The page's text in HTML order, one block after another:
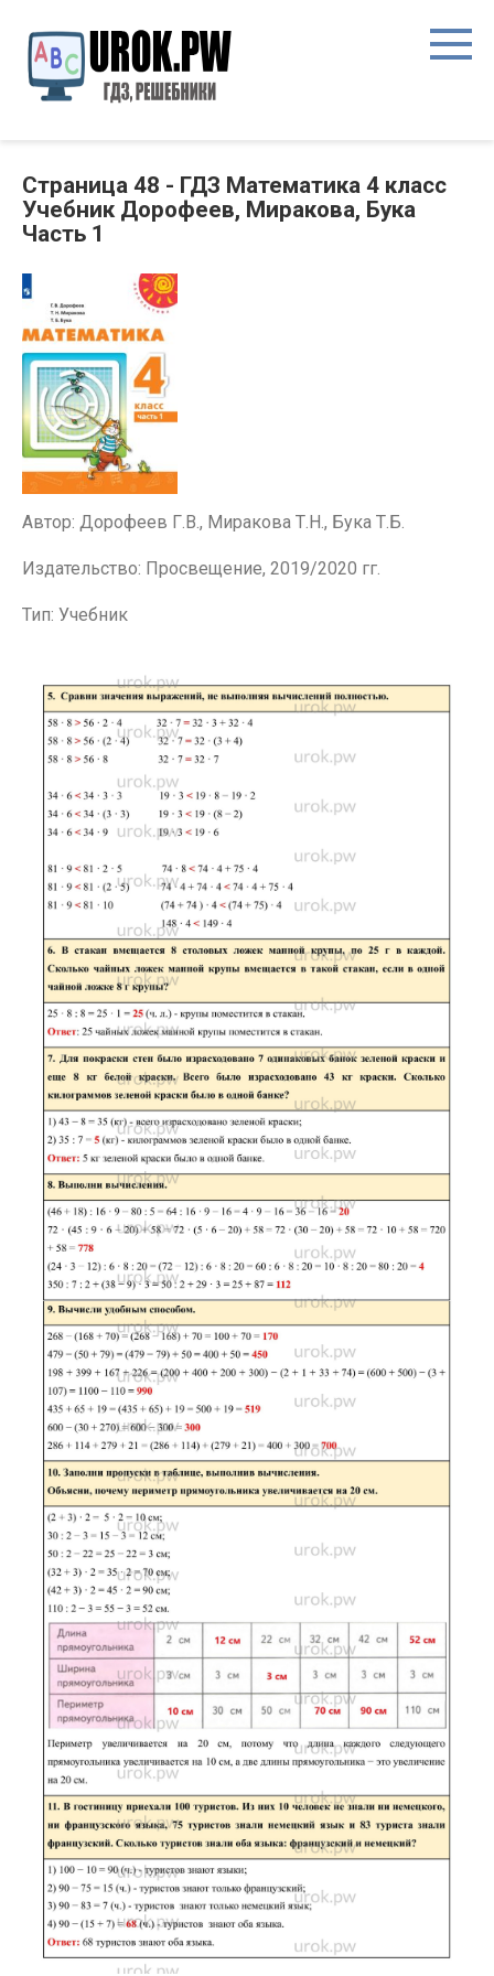
Страница 48 - ГДЗ Математика 4 класс
Учебник Дорофеев, Миракова, Бука
Часть 1
Автор: Дорофеев Г.В., Миракова Т.Н., Бука Т.Б.
Издательство: Просвещение, 2019/2020 гг.
Тип: Учебник